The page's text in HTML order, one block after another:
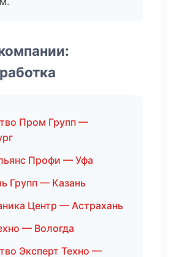
Пром Групп —
Профи — Уфа
Групп — Казань
Центр — Астрахань
— Вологда
Эксперт Техно —